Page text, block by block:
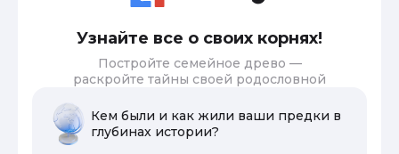
Узнайте все о своих корнях!
Постройте семейное древо —
раскройте тайны своей родословной
Кем были и как жили ваши предки в
глубинах истории?